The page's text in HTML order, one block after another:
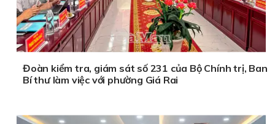
Đoàn kiểm tra, giám sát số 231 của Bộ Chính trị, Ban
Bí thư làm việc với phường Giá Rai